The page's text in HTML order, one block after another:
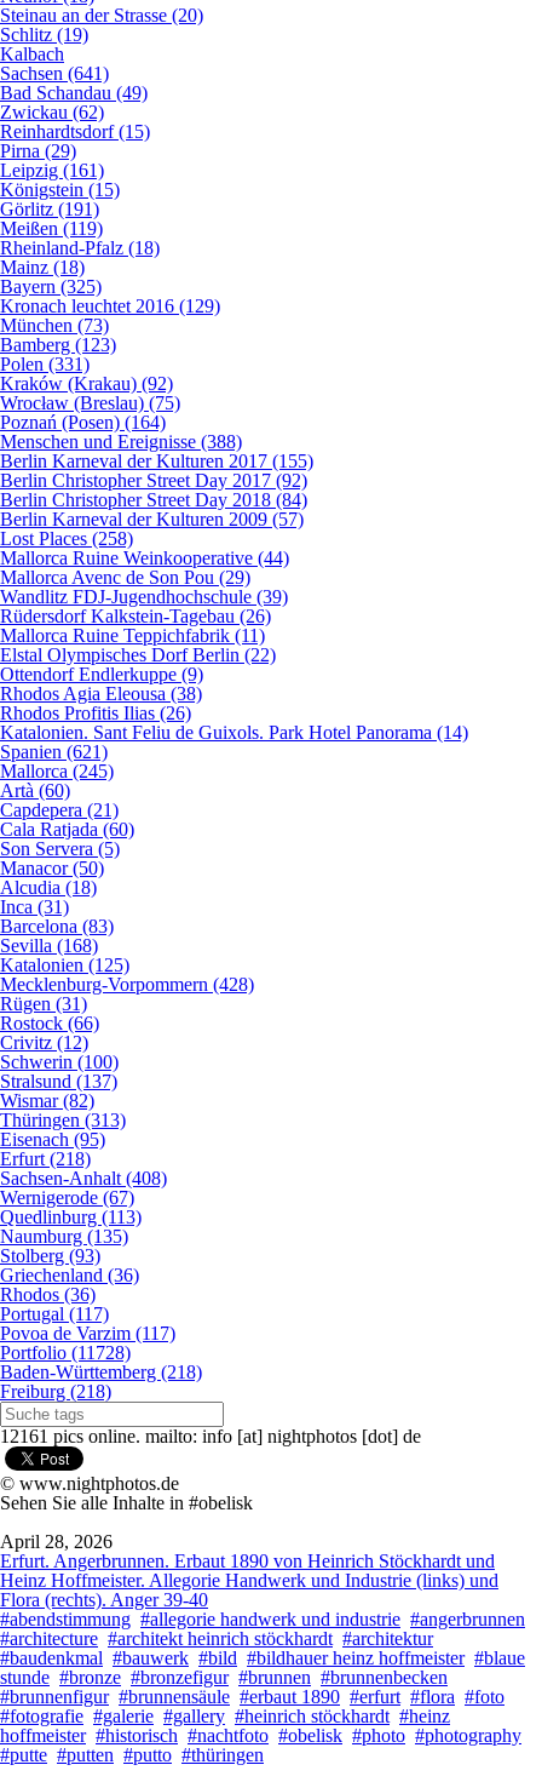
Steinau an der Strasse (20)
Schlitz (19)
Kalbach
Sachsen (641)
Bad Schandau (49)
Zwickau (62)
Reinhardtsdorf (15)
Pirna (29)
Leipzig (161)
Königstein (15)
Görlitz (191)
Meißen (119)
Rheinland-Pfalz (18)
Mainz (18)
Bayern (325)
Kronach leuchtet 2016 (129)
München (73)
Bamberg (123)
Polen (331)
Kraków (Krakau) (92)
Wrocław (Breslau) (75)
Poznań (Posen) (164)
Menschen und Ereignisse (388)
Berlin Karneval der Kulturen 2017 (155)
Berlin Christopher Street Day 2017 (92)
Berlin Christopher Street Day 2018 (84)
Berlin Karneval der Kulturen 2009 (57)
Lost Places (258)
Mallorca Ruine Weinkooperative (44)
Mallorca Avenc de Son Pou (29)
Wandlitz FDJ-Jugendhochschule (39)
Rüdersdorf Kalkstein-Tagebau (26)
Mallorca Ruine Teppichfabrik (11)
Elstal Olympisches Dorf Berlin (22)
Ottendorf Endlerkuppe (9)
Rhodos Agia Eleousa (38)
Rhodos Profitis Ilias (26)
Katalonien. Sant Feliu de Guixols. Park Hotel Panorama (14)
Spanien (621)
Mallorca (245)
Artà (60)
Capdepera (21)
Cala Ratjada (60)
Son Servera (5)
Manacor (50)
Alcudia (18)
Inca (31)
Barcelona (83)
Sevilla (168)
Katalonien (125)
Mecklenburg-Vorpommern (428)
Rügen (31)
Rostock (66)
Crivitz (12)
Schwerin (100)
Stralsund (137)
Wismar (82)
Thüringen (313)
Eisenach (95)
Erfurt (218)
Sachsen-Anhalt (408)
Wernigerode (67)
Quedlinburg (113)
Naumburg (135)
Stolberg (93)
Griechenland (36)
Rhodos (36)
Portugal (117)
Povoa de Varzim (117)
Portfolio (11728)
Baden-Württemberg (218)
Freiburg (218)
12161 pics online. mailto: info [at] nightphotos [dot] de
© www.nightphotos.de
Sehen Sie alle Inhalte in #obelisk
April 28, 2026
Erfurt. Angerbrunnen. Erbaut 1890 von Heinrich Stöckhardt und
Heinz Hoffmeister. Allegorie Handwerk und Industrie (links) und
Flora (rechts). Anger 39-40
#abendstimmung #allegorie handwerk und industrie #angerbrunnen
#architecture #architekt heinrich stöckhardt #architektur
#baudenkmal #bauwerk #bild #bildhauer heinz hoffmeister #blaue
stunde #bronze #bronzefigur #brunnen #brunnenbecken
#brunnenfigur #brunnensäule #erbaut 1890 #erfurt #flora #foto
#fotografie #galerie #gallery #heinrich stöckhardt #heinz
hoffmeister #historisch #nachtfoto #obelisk #photo #photography
#putte #putten #putto #thüringen